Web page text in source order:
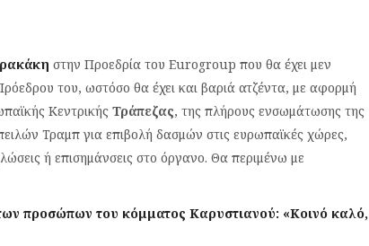
στην Προεδρία του Εurogroup που θα έχει μεν
του, ωστόσο θα έχει και βαριά ατζέντα, με αφορμή
Κεντρικής Τράπεζας, της πλήρους ενσωμάτωσης της
Τραμπ για επιβολή δασμών στις ευρωπαϊκές χώρες,
ή επισημάνσεις στο όργανο. Θα περιμένω με
προσώπων του κόμματος Καρυστιανού: «Κοινό καλό,